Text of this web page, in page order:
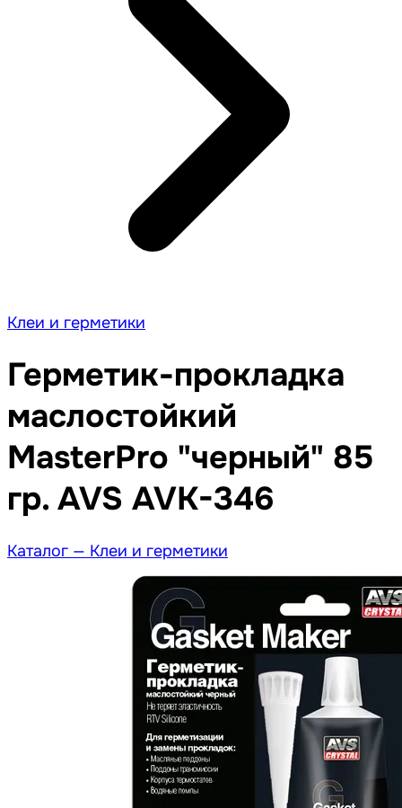
Клеи и герметики
Герметик-прокладка
маслостойкий
MasterPro "черный" 85
гр. AVS AVK-346
Каталог — Клеи и герметики